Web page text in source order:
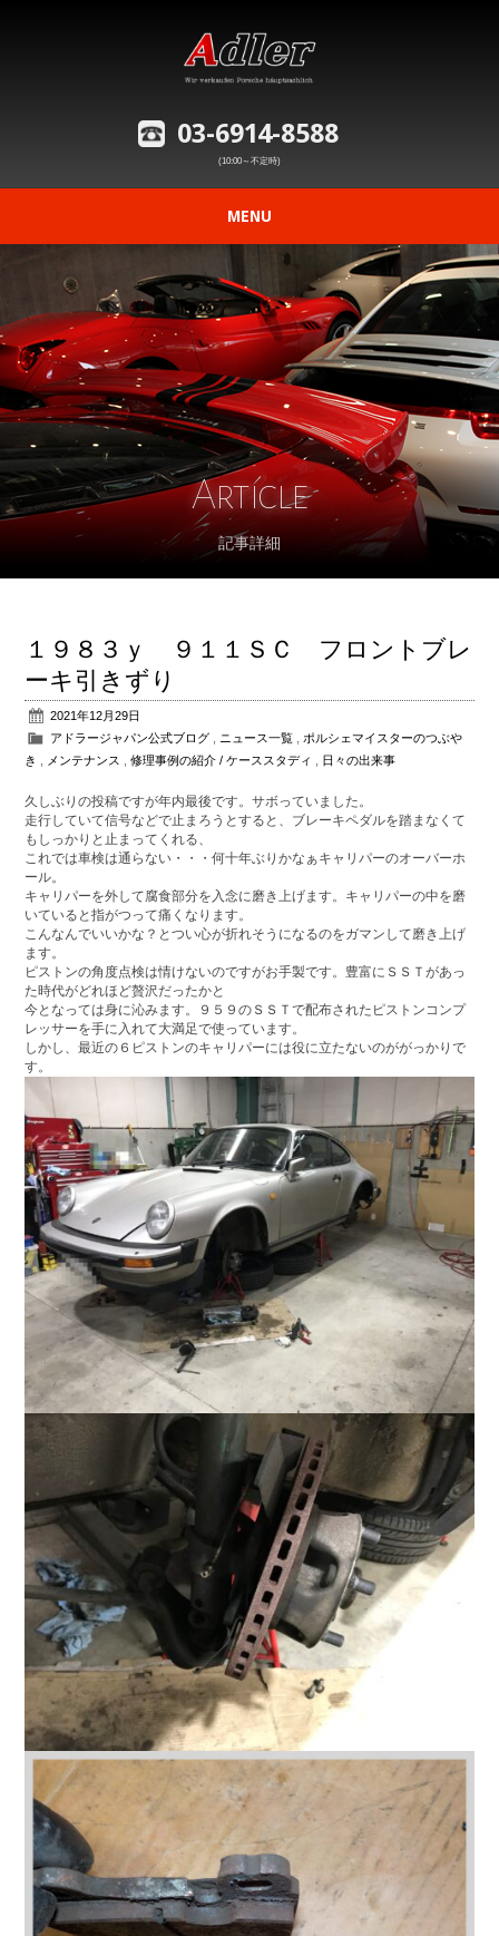
03-6914-8588
(10:00～不定時)
MENU
在庫車情報
修理事例の紹介
愛車の買取査定
購入から納車までの流れ
公式ブログ
会社概要
お問い合わせ
Article
記事詳細
１９８３ｙ ９１１ＳＣ フロントブレ
ーキ引きずり
2021年12月29日
アドラージャパン公式ブログ
ニュース一覧
ポルシェマイスターのつぶや
き
メンテナンス ,修理事例の紹介 / ケーススタディ 日々の出来事
久しぶりの投稿ですが年内最後です。サボっていました。
走行していて信号などで止まろうとすると、ブレーキペダルを踏まなくて
もしっかりと止まってくれる、
これでは車検は通らない・・・何十年ぶりかなぁキャリパーのオーバーホ
ール。
キャリパーを外して腐食部分を入念に磨き上げます。キャリパーの中を磨
いていると指がつって痛くなります。
こんなんでいいかな？とつい心が折れそうになるのをガマンして磨き上げ
ます。
ピストンの角度点検は情けないのですがお手製です。豊富にＳＳＴがあっ
た時代がどれほど贅沢だったかと
今となっては身に沁みます。９５９のＳＳＴで配布されたピストンコンプ
レッサーを手に入れて大満足で使っています。
しかし、最近の６ピストンのキャリパーには役に立たないのががっかりで
す。